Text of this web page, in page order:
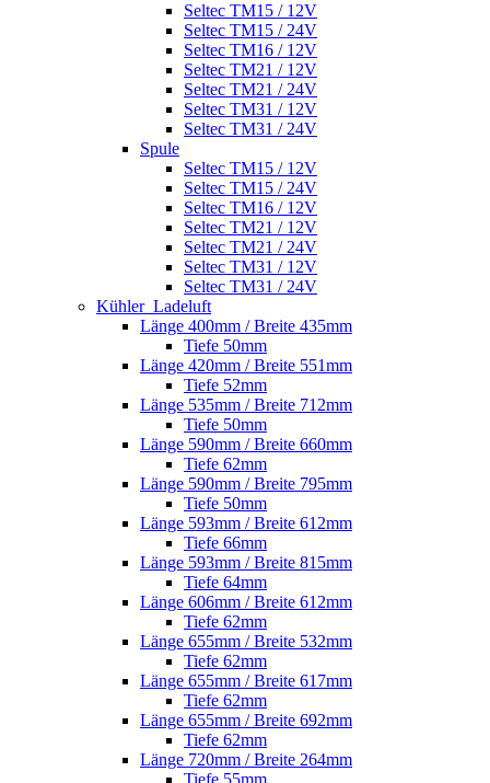
Seltec TM15 / 12V
Seltec TM15 / 24V
Seltec TM16 / 12V
Seltec TM21 / 12V
Seltec TM21 / 24V
Seltec TM31 / 12V
Seltec TM31 / 24V
Spule
Seltec TM15 / 12V
Seltec TM15 / 24V
Seltec TM16 / 12V
Seltec TM21 / 12V
Seltec TM21 / 24V
Seltec TM31 / 12V
Seltec TM31 / 24V
Kühler_Ladeluft
Länge 400mm / Breite 435mm
Tiefe 50mm
Länge 420mm / Breite 551mm
Tiefe 52mm
Länge 535mm / Breite 712mm
Tiefe 50mm
Länge 590mm / Breite 660mm
Tiefe 62mm
Länge 590mm / Breite 795mm
Tiefe 50mm
Länge 593mm / Breite 612mm
Tiefe 66mm
Länge 593mm / Breite 815mm
Tiefe 64mm
Länge 606mm / Breite 612mm
Tiefe 62mm
Länge 655mm / Breite 532mm
Tiefe 62mm
Länge 655mm / Breite 617mm
Tiefe 62mm
Länge 655mm / Breite 692mm
Tiefe 62mm
Länge 720mm / Breite 264mm
Tiefe 55mm